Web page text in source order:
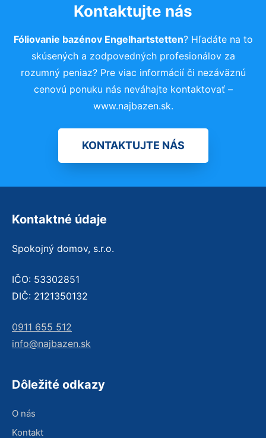
Kontaktujte nás
Fóliovanie bazénov Engelhartstetten? Hľadáte na to
skúsených a zodpovedných profesionálov za
rozumný peniaz? Pre viac informácií či nezáväznú
cenovú ponuku nás neváhajte kontaktovať –
www.najbazen.sk.
KONTAKTUJTE NÁS
Kontaktné údaje
Spokojný domov, s.r.o.
IČO: 53302851
DIČ: 2121350132
0911 655 512
info@najbazen.sk
Dôležité odkazy
O nás
Kontakt